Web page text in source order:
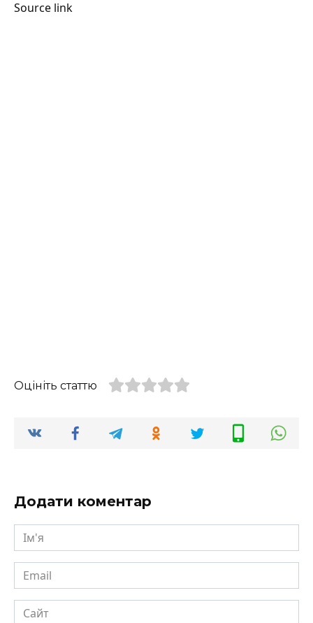
Source link
Оцініть статтю
Додати коментар
Ім'я
Email
Сайт